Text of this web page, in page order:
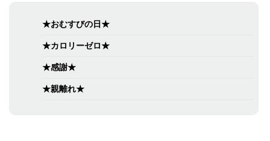
★おむすびの日★
★カロリーゼロ★
★感謝★
★親離れ★